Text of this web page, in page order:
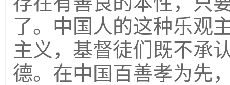
了。中国人的这种乐观
主义，基督徒们既不承
德。在中国百善孝为先